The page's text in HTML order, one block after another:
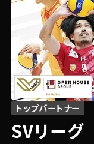
トップパートナー
SVリーグ